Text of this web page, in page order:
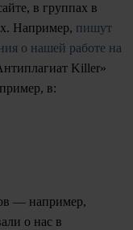
в группах в
Например, пишут
о нашей работе на
Killer»
в:
— например,
о нас в